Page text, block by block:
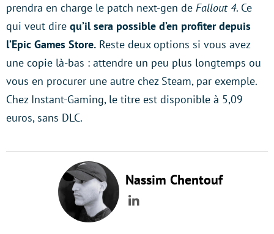
prendra en charge le patch next-gen de Fallout 4. Ce
qui veut dire qu’il sera possible d’en profiter depuis
l’Epic Games Store. Reste deux options si vous avez
une copie là-bas : attendre un peu plus longtemps ou
vous en procurer une autre chez Steam, par exemple.
Chez Instant-Gaming, le titre est disponible à 5,09
euros, sans DLC.
Nassim Chentouf
LinkedIn